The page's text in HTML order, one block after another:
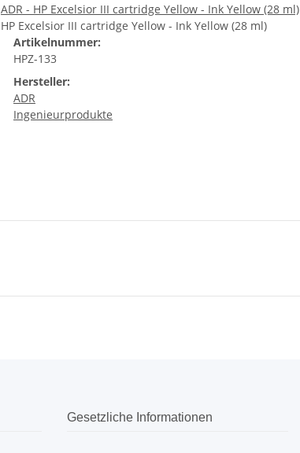
ADR - HP Excelsior III cartridge Yellow - Ink Yellow (28 ml)
HP Excelsior III cartridge Yellow - Ink Yellow (28 ml)
Artikelnummer:
HPZ-133
Hersteller:
ADR
Ingenieurprodukte
Gesetzliche Informationen